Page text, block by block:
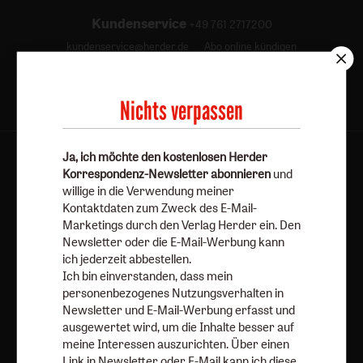
Kundenservice +49 761 2717200
kundenservice@herder.de
Abo online kündigen
Herder Korrespondenz-Newsletter
Ja, ich möchte den kostenlosen Herder
Korrespondenz-Newsletter abonnieren
die Verwendung meiner Kontaktdaten zum Zweck des E-
Mail-Marketings durch den Verlag Herder ein. Den
Newsletter oder die E-Mail-Werbung kann ich jederzeit
abbestellen.
Ich bin einverstanden, dass mein personenbezogenes
Nichts verpassen
Ja, ich möchte den kostenlosen Herder
Korrespondenz-Newsletter abonnieren und
willige in die Verwendung meiner
Kontaktdaten zum Zweck des E-Mail-
Marketings durch den Verlag Herder ein. Den
Newsletter oder die E-Mail-Werbung kann
ich jederzeit abbestellen.
Ich bin einverstanden, dass mein
personenbezogenes Nutzungsverhalten in
Newsletter und E-Mail-Werbung erfasst und
ausgewertet wird, um die Inhalte besser auf
meine Interessen auszurichten. Über einen